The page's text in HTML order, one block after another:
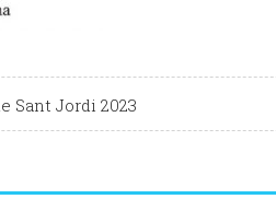
Sant Jordi 2023